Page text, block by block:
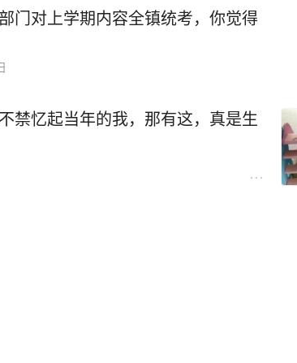
门对上学期内容全镇统考，你觉得
禁忆起当年的我，那有这，真是生